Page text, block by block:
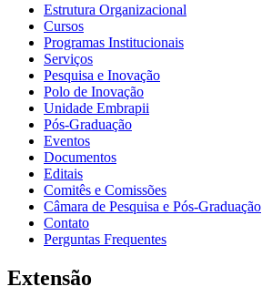
Estrutura Organizacional
Cursos
Programas Institucionais
Serviços
Pesquisa e Inovação
Polo de Inovação
Unidade Embrapii
Pós-Graduação
Eventos
Documentos
Editais
Comitês e Comissões
Câmara de Pesquisa e Pós-Graduação
Contato
Perguntas Frequentes
Extensão